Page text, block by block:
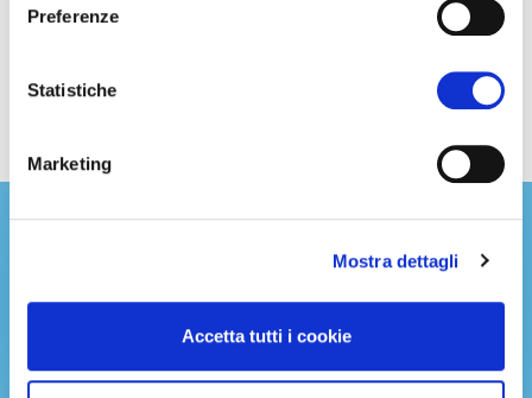
Preferenze
Statistiche
Marketing
Mostra dettagli
Accetta tutti i cookie